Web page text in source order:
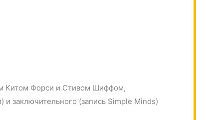
Китом Форси и Стивом Шиффом,
заключительного (запись Simple Minds)